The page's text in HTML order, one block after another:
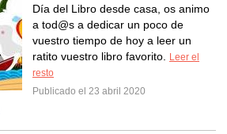
Día del Libro desde casa, os animo
a tod@s a dedicar un poco de
vuestro tiempo de hoy a leer un
ratito vuestro libro favorito.
Leer el
resto
Publicado el 23 abril 2020